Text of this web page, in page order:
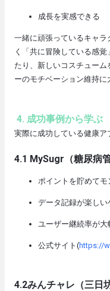
成長を実感できる
一緒に頑張っているキャ
く「共に冒険している感
たり、新しいコスチュー
ーのモチベーション維持に
4. 成功事例から学ぶ
実際に成功している健康ア
4.1 MySugr （糖尿病
ポイントを貯めて
データ記録が楽しい
ユーザー継続率が大
公式サイト(https://
4.2みんチャレ（三日